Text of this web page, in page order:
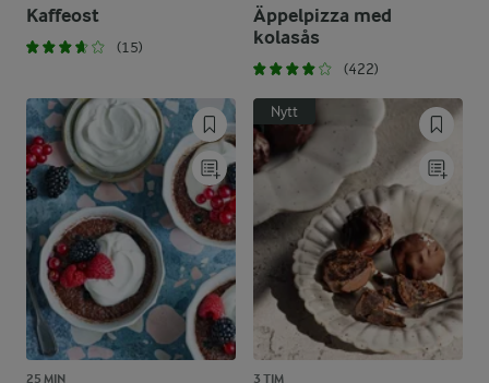
Kaffeost
(15)
Äppelpizza med
kolasås
(422)
25 MIN
Nytt
3 TIM